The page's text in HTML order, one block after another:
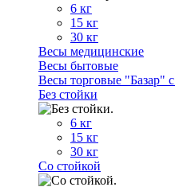
6 кг
15 кг
30 кг
Весы медицинские
Весы бытовые
Весы торговые "Базар"
Без стойки
6 кг
15 кг
30 кг
Со стойкой